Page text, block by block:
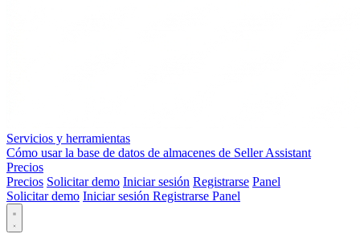
Servicios y herramientas
Cómo usar la base de datos de almacenes de Seller Assistant
Precios
Precios Solicitar demo Iniciar sesión Registrarse Panel
Solicitar demo Iniciar sesión Registrarse Panel